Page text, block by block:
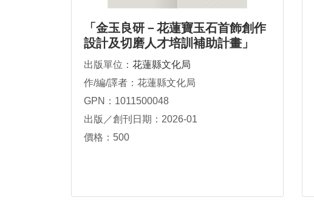
「金玉良研－花蓮寶玉石首飾創作
設計及切磨人才培訓補助計畫」
2024-2025成果專輯
出版單位： 花蓮縣文化局
作/編/譯者：花蓮縣文化局
GPN：1011500048
出版／創刊日期：2026-01
價格：500